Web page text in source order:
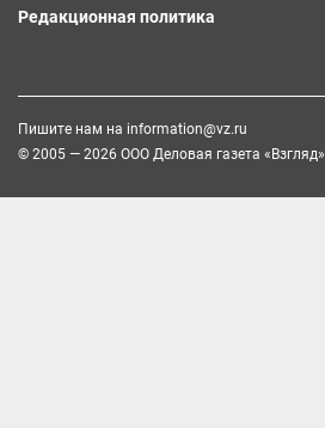
Редакционная политика
Пишите нам на information@vz.ru
© 2005 — 2026 ООО Деловая газета «Взгляд»